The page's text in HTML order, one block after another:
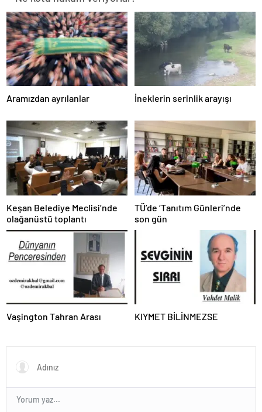
Aramızdan ayrılanlar İneklerin serinlik arayışı
Keşan Belediye Meclisi’nde
olağanüstü toplantı
TÜ’de ‘Tanıtım Günleri’nde
son gün
Vaşington Tahran Arası KIYMET BİLİNMEZSE